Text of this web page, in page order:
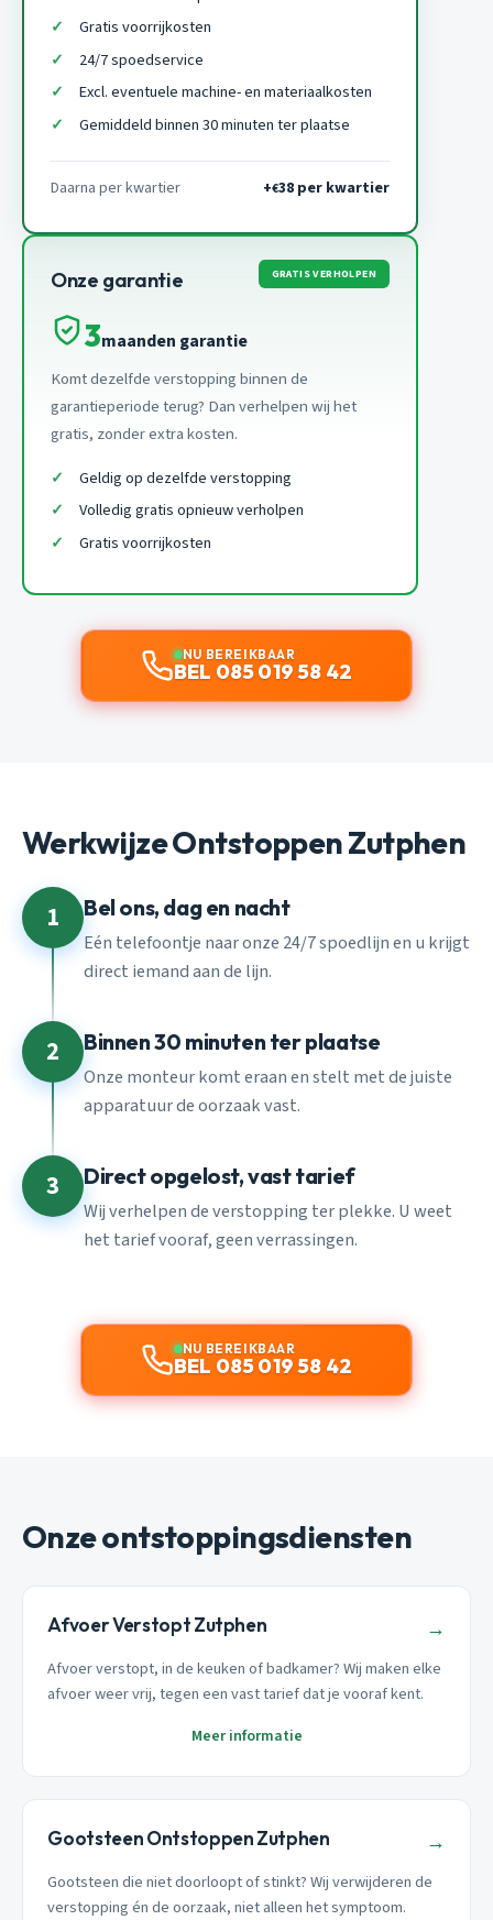
Gratis voorrijkosten
24/7 spoedservice
Excl. eventuele machine- en materiaalkosten
Gemiddeld binnen 30 minuten ter plaatse
Daarna per kwartier +€38 per kwartier
Onze garantie GRATIS VERHOLPEN
3maanden garantie
Komt dezelfde verstopping binnen de
garantieperiode terug? Dan verhelpen wij het
gratis, zonder extra kosten.
Geldig op dezelfde verstopping
Volledig gratis opnieuw verholpen
Gratis voorrijkosten
NU BEREIKBAAR
BEL 085 019 58 42
Werkwijze Ontstoppen Zutphen
1 Bel ons, dag en nacht
Eén telefoontje naar onze 24/7 spoedlijn en u krijgt
direct iemand aan de lijn.
2 Binnen 30 minuten ter plaatse
Onze monteur komt eraan en stelt met de juiste
apparatuur de oorzaak vast.
3 Direct opgelost, vast tarief
Wij verhelpen de verstopping ter plekke. U weet
het tarief vooraf, geen verrassingen.
NU BEREIKBAAR
BEL 085 019 58 42
Onze ontstoppingsdiensten
Afvoer Verstopt Zutphen →
Afvoer verstopt, in de keuken of badkamer? Wij maken elke
afvoer weer vrij, tegen een vast tarief dat je vooraf kent.
Meer informatie
Gootsteen Ontstoppen Zutphen →
Gootsteen die niet doorloopt of stinkt? Wij verwijderen de
verstopping én de oorzaak, niet alleen het symptoom.